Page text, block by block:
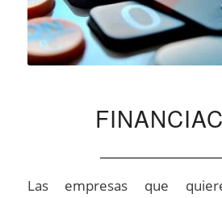
Las empresas que